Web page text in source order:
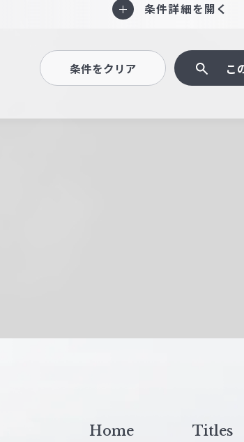
条件詳細を開く
条件をクリア こ
Home Titles